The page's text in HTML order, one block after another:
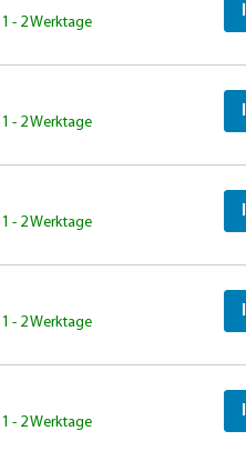
- 2 Werktage
- 2 Werktage
- 2 Werktage
- 2 Werktage
- 2 Werktage